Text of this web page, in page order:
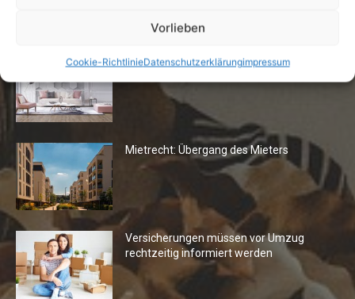
Vorlieben
Cookie-RichtlinieDatenschutzerklärungimpressum
Die Redaktion empfiehlt
Fototapeten: Neuer Look fürs
Mietrecht: Übergang des Mieters
Versicherungen müssen vor Umzug
rechtzeitig informiert werden